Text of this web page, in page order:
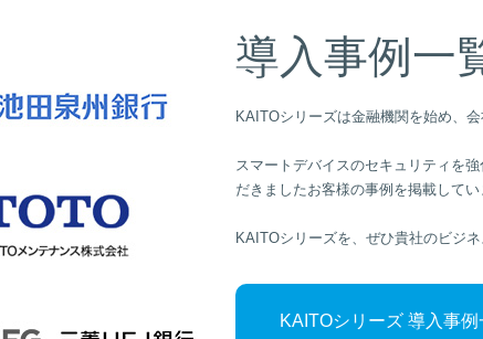
導入事例一
KAITOシリーズは金融機関を始め、
スマートデバイスのセキュリティを
だきましたお客様の事例を掲載して
KAITOシリーズを、ぜひ貴社のビジ
KAITOシリーズ 導入事